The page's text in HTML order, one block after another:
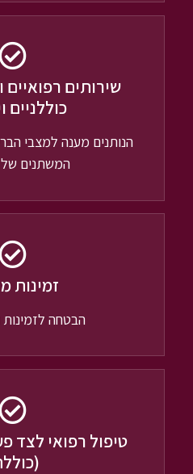
שירותים רפואיים
כוללניים
הנותנים מענה למצבי
המשתנים של
זמינות
הבטחה לזמינות
טיפול רפואי לצד